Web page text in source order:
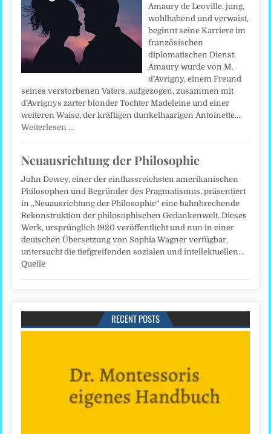
Amaury de Leoville, jung,
wohlhabend und verwaist,
beginnt seine Karriere im
französischen
diplomatischen Dienst.
Amaury wurde von M.
d’Avrigny, einem Freund
seines verstorbenen Vaters, aufgezogen, zusammen mit
d’Avrignys zarter blonder Tochter Madeleine und einer
weiteren Waise, der kräftigen dunkelhaarigen Antoinette.…
Weiterlesen …
Neuausrichtung der Philosophie
John Dewey, einer der einflussreichsten amerikanischen
Philosophen und Begründer des Pragmatismus, präsentiert
in „Neuausrichtung der Philosophie“ eine bahnbrechende
Rekonstruktion der philosophischen Gedankenwelt. Dieses
Werk, ursprünglich 1920 veröffentlicht und nun in einer
deutschen Übersetzung von Sophia Wagner verfügbar,
untersucht die tiefgreifenden sozialen und intellektuellen…
Quelle
RECENT POSTS